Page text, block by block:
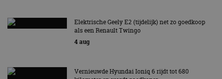
Elektrische Geely E2 (tijdelijk) net zo goedkoop
als een Renault Twingo
4 aug
Vernieuwde Hyundai Ioniq 6 rijdt tot 680